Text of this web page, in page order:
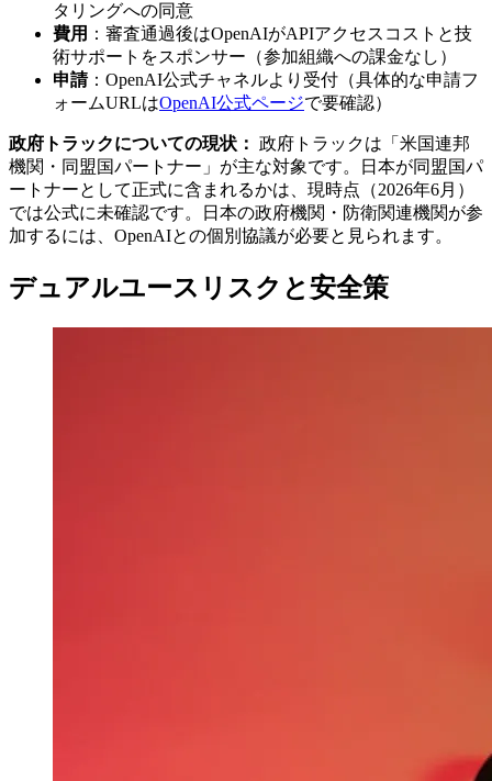
タリングへの同意
費用 ：審査通過後はOpenAIがAPIアクセスコストと技
術サポートをスポンサー（参加組織への課金なし）
申請：OpenAI公式チャネルより受付（具体的な申請フ
ォームURLはOpenAI公式ページで要確認）
政府トラックについての現状： 政府トラックは「米国連邦
機関・同盟国パートナー」が主な対象です。日本が同盟国パ
ートナーとして正式に含まれるかは、現時点（2026年6月）
では公式に未確認です。日本の政府機関・防衛関連機関が参
加するには、OpenAIとの個別協議が必要と見られます。
デュアルユースリスクと安全策